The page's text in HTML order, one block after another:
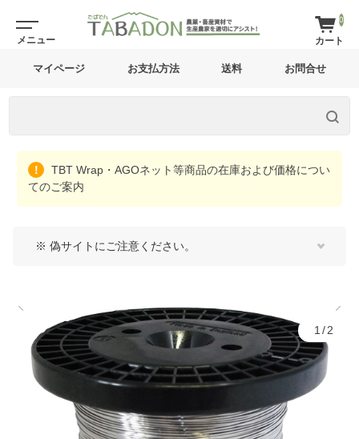
0
マイページ お支払方法 送料 お問合せ
TBT Wrap・AGOネット等商品の在庫および価格につい
てのご案内
※ 偽サイトにご注意ください。
1/2